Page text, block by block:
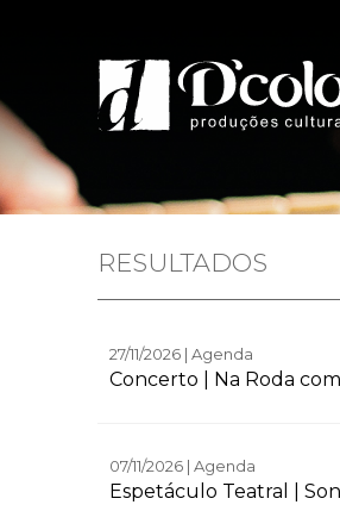
RESULTADOS
27/11/2026 | Agenda
Concerto | Na Roda
07/11/2026 | Agenda
Espetáculo Teatral |